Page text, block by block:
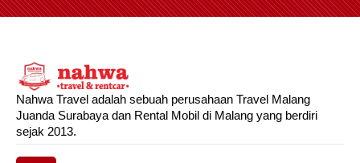
Nahwa Travel adalah sebuah perusahaan Travel Malang
Juanda Surabaya dan Rental Mobil di Malang yang berdiri
sejak 2013.